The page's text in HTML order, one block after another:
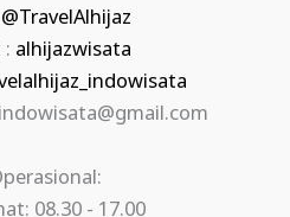
@TravelAlhijaz
: alhijazwisata
08.30 - 17.00